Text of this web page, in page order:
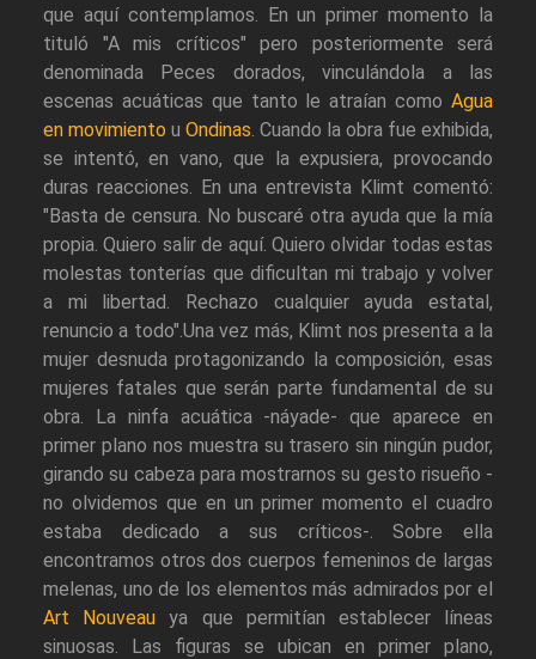
que aquí contemplamos. En un primer momento la
tituló "A mis críticos" pero posteriormente será
denominada Peces dorados, vinculándola a las
escenas acuáticas que tanto le atraían como Agua
en movimiento u Ondinas. Cuando la obra fue exhibida,
se intentó, en vano, que la expusiera, provocando
duras reacciones. En una entrevista Klimt comentó:
"Basta de censura. No buscaré otra ayuda que la mía
propia. Quiero salir de aquí. Quiero olvidar todas estas
molestas tonterías que dificultan mi trabajo y volver
a mi libertad. Rechazo cualquier ayuda estatal,
renuncio a todo".Una vez más, Klimt nos presenta a la
mujer desnuda protagonizando la composición, esas
mujeres fatales que serán parte fundamental de su
obra. La ninfa acuática -náyade- que aparece en
primer plano nos muestra su trasero sin ningún pudor,
girando su cabeza para mostrarnos su gesto risueño -
no olvidemos que en un primer momento el cuadro
estaba dedicado a sus críticos-. Sobre ella
encontramos otros dos cuerpos femeninos de largas
melenas, uno de los elementos más admirados por el
Art Nouveau ya que permitían establecer líneas
sinuosas. Las figuras se ubican en primer plano,